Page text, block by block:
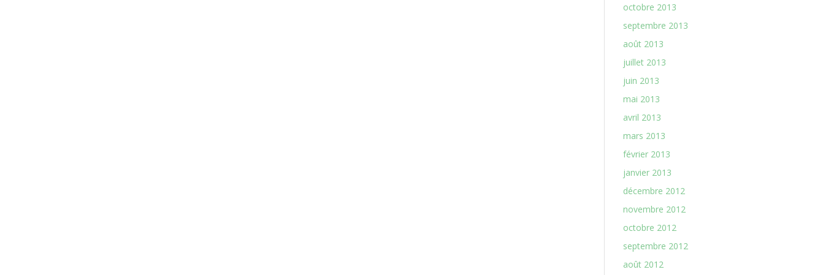
octobre 2013
septembre 2013
août 2013
juillet 2013
juin 2013
mai 2013
avril 2013
mars 2013
février 2013
janvier 2013
décembre 2012
novembre 2012
octobre 2012
septembre 2012
août 2012